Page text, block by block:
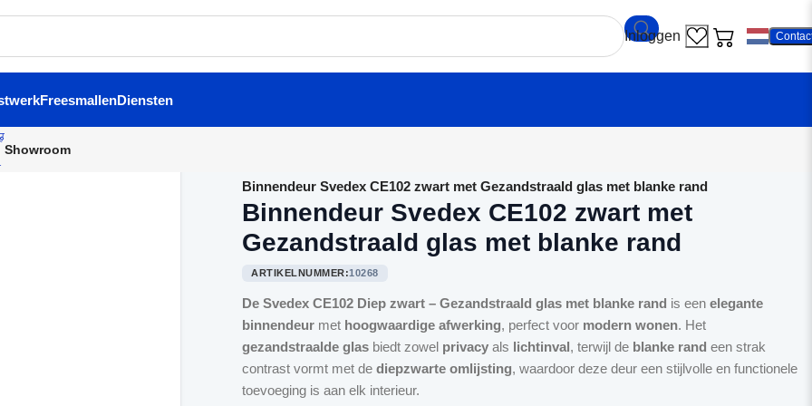
FreesmallenDiensten
Showroom
Binnendeur Svedex CE102 zwart met Gezandstraald glas met blanke rand
Binnendeur Svedex CE102 zwart met
Gezandstraald glas met blanke rand
ARTIKELNUMMER:10268
De Svedex CE102 Diep zwart – Gezandstraald glas met blanke rand is eenelegante
binnendeur met hoogwaardige afwerking, perfect voor modern wonen. Het
gezandstraalde glas biedt zowel privacy als lichtinval, terwijl de blanke rand een strak
contrast vormt met dediepzwarte omlijsting, waardoor deze deur een stijlvolle en functionele
toevoeging is aan elk interieur.